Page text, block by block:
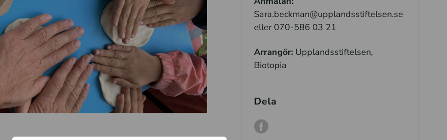
Sara.beckman@upplandsstiftelsen.se
eller 070-586 03 21
Arrangör: Upplandsstiftelsen,
Biotopia
Dela